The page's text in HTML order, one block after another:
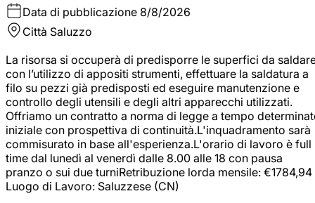
Data di pubblicazione 8/8/2026
Città Saluzzo
La risorsa si occuperà di predisporre le superfici da
con l’utilizzo di appositi strumenti, effettuare la saldatura a
filo su pezzi già predisposti ed eseguire manutenzione e
controllo degli utensili e degli altri apparecchi utilizzati.
Offriamo un contratto a norma di legge a tempo
iniziale con prospettiva di continuità.L'inquadramento sarà
commisurato in base all'esperienza.L'orario di lavoro è full
time dal lunedì al venerdì dalle 8.00 alle 18 con pausa
pranzo o sui due turniRetribuzione lorda mensile: €1784,94
Luogo di Lavoro: Saluzzese (CN)